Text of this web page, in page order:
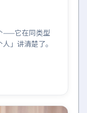
——它在同类型
」讲清楚了。